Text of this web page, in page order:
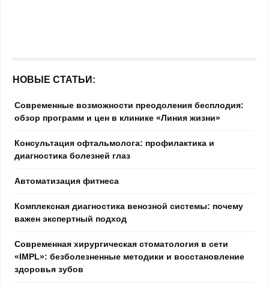
НОВЫЕ СТАТЬИ:
Современные возможности преодоления бесплодия:
обзор программ и цен в клинике «Линия жизни»
Консультация офтальмолога: профилактика и
диагностика болезней глаз
Автоматизация фитнеса
Комплексная диагностика венозной системы: почему
важен экспертный подход
Современная хирургическая стоматология в сети
«IMPL»: безболезненные методики и восстановление
здоровья зубов